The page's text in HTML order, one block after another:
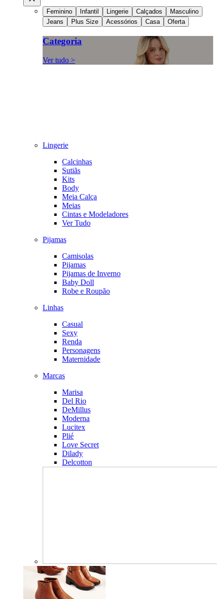
Feminino Infantil Lingerie Calçados
Masculino
Jeans
Plus Size Acessórios Casa Oferta
Categoria
Ver tudo >
Lingerie
Calcinhas
Sutiãs
Kits
Body
Meia Calça
Meias
Cintas e Modeladores
Ver Tudo
Pijamas
Camisolas
Pijamas
Pijamas de Inverno
Baby Doll
Robe e Roupão
Linhas
Casual
Sexy
Renda
Personagens
Maternidade
Marcas
Marisa
Del Rio
DeMillus
Moderna
Lucitex
Plié
Love Secret
Dilady
Delcotton